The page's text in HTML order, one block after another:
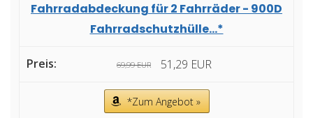
Fahrradabdeckung für 2 Fahrräder - 900D
Fahrradschutzhülle...*
69,99 EUR 51,29 EUR
*Zum Angebot »